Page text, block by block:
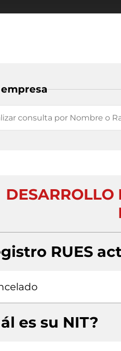
DESARROLLO
RUES
es su NIT?